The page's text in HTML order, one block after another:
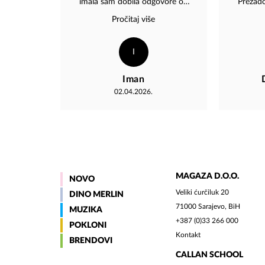
imala sam dobila odgovore od
ljubaznog osoblja. Uvijek
pronađem poklone koji unose
radost i posebnu ljepotu u
svakodnevnicu.
Pročitaj više
Iman
02.04.2026.
NOVO
DINO MERLIN
MUZIKA
POKLONI
BRENDOVI
MAGAZA D.O.O.
Veliki ćurčiluk 20
71000 Sarajevo, BiH
+387 (0)33 266 000
Kontakt
CALLAN SCHOOL